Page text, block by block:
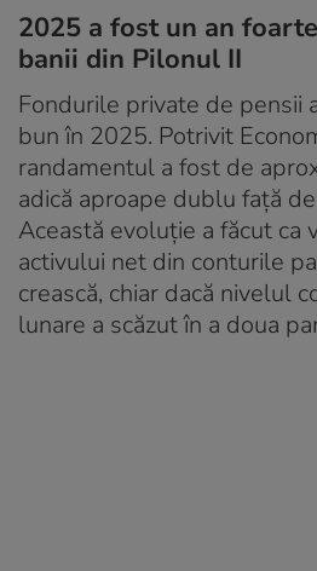
2025 a fost un an
banii din Pilonul II
Fondurile private de pensii
bun în 2025. Potrivit
randamentul a fost de
adică aproape dublu față
Această evoluție a făcut ca
activului net din conturile
crească, chiar dacă nivelul
lunare a scăzut în a doua